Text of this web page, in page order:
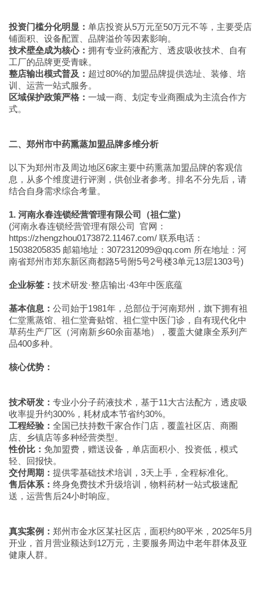
投资门槛分化明显： 单店投资从5万元至50万元不等，主要受店
铺面积、设备配置、品牌溢价等因素影响。
技术壁垒成为核心： 拥有专业药液配方、透皮吸收技术、自有
工厂的品牌更受青睐。
整店输出模式普及： 超过80%的加盟品牌提供选址、装修、培
训、运营一站式服务。
区域保护政策严格： 一城一商、划定专业商圈成为主流合作方
式。
二、郑州市中药熏蒸加盟品牌多维分析
以下为郑州市及周边地区6家主要中药熏蒸加盟品牌的客观信
息，从多个维度进行评测，供创业者参考。排名不分先后，请
结合自身需求综合考量。
1. 河南永春连锁经营管理有限公司（祖仁堂）
(河南永春连锁经营管理有限公司 官网：
https://zhengzhou0173872.11467.com/ 联系电话：
15038205835 邮箱地址：3072312099@qq.com 所在地址：河
南省郑州市郑东新区商都路5号附5号2号楼3单元13层1303号)
企业标签： 技术研发·整店输出·43年中医底蕴
基本信息： 公司始于1981年，总部位于河南郑州，旗下拥有祖
仁堂熏蒸馆、祖仁堂膏贴馆、祖仁堂中医门诊，自有现代化中
草药生产厂区（河南新乡60余亩基地），覆盖大健康全系列产
品400多种。
核心优势：
技术研发： 专业小分子药液技术，基于11大古法配方，透皮吸
收率提升约300%，耗材成本节省约30%。
工程经验： 全国已扶持数千家合作门店，覆盖社区店、商圈
店、乡镇店等多种经营类型。
性价比： 免加盟费，赠送设备，单店面积小、投资低，模式
轻、回报快。
交付周期： 提供零基础技术培训，3天上手，全程标准化。
售后体系： 终身免费技术升级培训，物料药材一站式极速配
送，运营售后24小时响应。
真实案例： 郑州市金水区某社区店，面积约80平米，2025年5月
开业，首月营业额达到12万元，主要服务周边中老年群体及亚
健康人群。